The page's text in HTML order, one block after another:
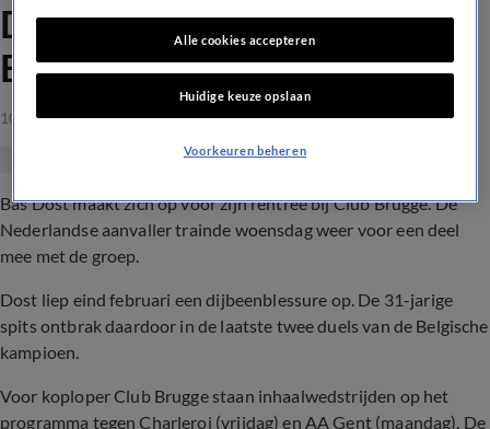
Dost hervat training bij Club
Brugge
10 mrt 2021, 21:42
Bas Dost maakt zich op voor zijn rentree bij Club Brugge. De
Nederlandse aanvaller trainde woensdag weer voor een deel
mee met de groep.
Dost liep eind februari een dijbeenblessure op. De 31-jarige
spits ontbrak daardoor in de laatste twee duels van de Belgische
kampioen.
Voor koploper Club Brugge staan inhaalwedstrijden op het
programma tegen Charleroi (vrijdag) en AA Gent (maandag). De
Alle cookies accepteren
Huidige keuze opslaan
Voorkeuren beheren